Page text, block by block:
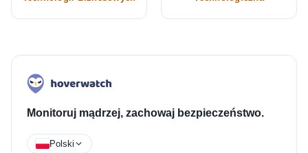
Monitoruj mądrzej, zachowaj bezpieczeństwo.
Polski